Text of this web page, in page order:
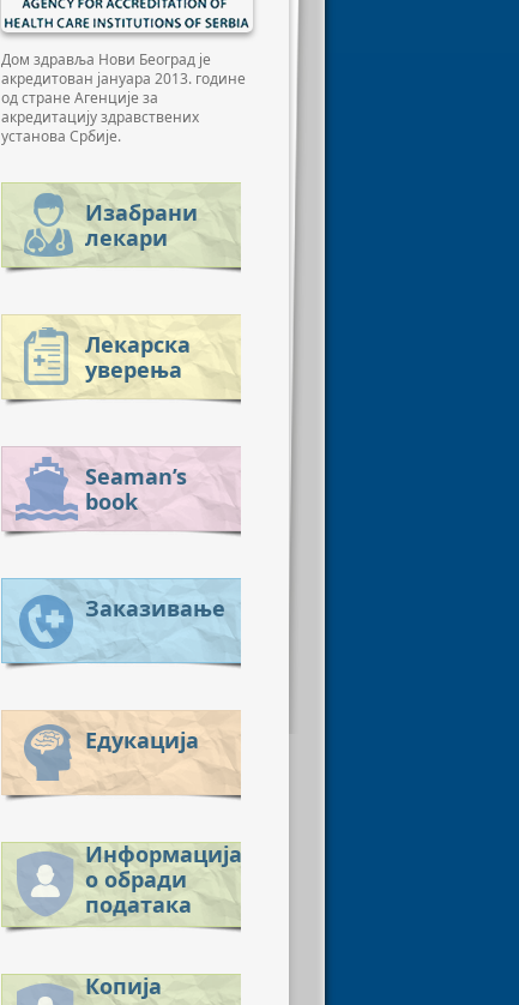
Дом здравља Нови Београд је
акредитован јануара 2013. године
од стране Агенције за
акредитацију здравствених
установа Србије.
Изабрани
лекари
Лекарска
уверења
Seaman’s
book
Заказивање
Едукација
Информација
о обради
података
Копија